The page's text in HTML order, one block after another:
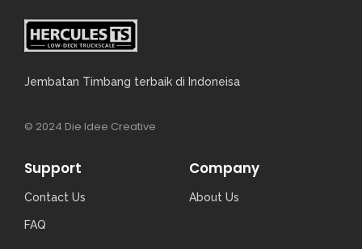
Jembatan Timbang terbaik di Indoneisa
© 2024 Die Idee Creative
Support
Contact Us
FAQ
Company
About Us